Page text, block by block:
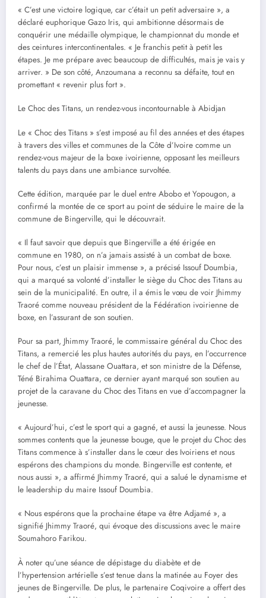
« C’est une victoire logique, car c’était un petit adversaire », a
déclaré euphorique Gazo Iris, qui ambitionne désormais de
conquérir une médaille olympique, le championnat du monde et
des ceintures intercontinentales. « Je franchis petit à petit les
étapes. Je me prépare avec beaucoup de difficultés, mais je vais y
arriver. » De son côté, Anzoumana a reconnu sa défaite, tout en
promettant « revenir plus fort ».
Le Choc des Titans, un rendez-vous incontournable à Abidjan
Le « Choc des Titans » s’est imposé au fil des années et des étapes
à travers des villes et communes de la Côte d’Ivoire comme un
rendez-vous majeur de la boxe ivoirienne, opposant les meilleurs
talents du pays dans une ambiance survoltée.
Cette édition, marquée par le duel entre Abobo et Yopougon, a
confirmé la montée de ce sport au point de séduire le maire de la
commune de Bingerville, qui le découvrait.
« Il faut savoir que depuis que Bingerville a été érigée en
commune en 1980, on n’a jamais assisté à un combat de boxe.
Pour nous, c’est un plaisir immense », a précisé Issouf Doumbia,
qui a marqué sa volonté d’installer le siège du Choc des Titans au
sein de la municipalité. En outre, il a émis le vœu de voir Jhimmy
Traoré comme nouveau président de la Fédération ivoirienne de
boxe, en l’assurant de son soutien.
Pour sa part, Jhimmy Traoré, le commissaire général du Choc des
Titans, a remercié les plus hautes autorités du pays, en l’occurrence
le chef de l’État, Alassane Ouattara, et son ministre de la Défense,
Téné Birahima Ouattara, ce dernier ayant marqué son soutien au
projet de la caravane du Choc des Titans en vue d’accompagner la
jeunesse.
« Aujourd’hui, c’est le sport qui a gagné, et aussi la jeunesse. Nous
sommes contents que la jeunesse bouge, que le projet du Choc des
Titans commence à s’installer dans le cœur des Ivoiriens et nous
espérons des champions du monde. Bingerville est contente, et
nous aussi », a affirmé Jhimmy Traoré, qui a salué le dynamisme et
le leadership du maire Issouf Doumbia.
« Nous espérons que la prochaine étape va être Adjamé », a
signifié Jhimmy Traoré, qui évoque des discussions avec le maire
Soumahoro Farikou.
À noter qu’une séance de dépistage du diabète et de
l’hypertension artérielle s’est tenue dans la matinée au Foyer des
jeunes de Bingerville. De plus, le partenaire Coqivoire a offert des